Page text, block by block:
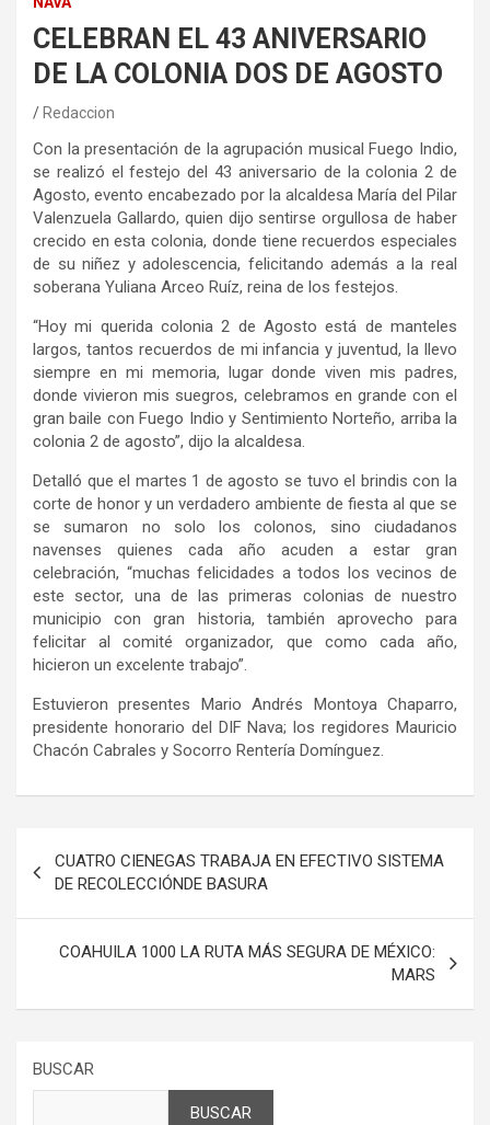
CELEBRAN EL 43 ANIVERSARIO
DE LA COLONIA DOS DE AGOSTO
Redaccion
Con la presentación de la agrupación musical Fuego Indio,
se realizó el festejo del 43 aniversario de la colonia 2 de
Agosto, evento encabezado por la alcaldesa María del Pilar
Valenzuela Gallardo, quien dijo sentirse orgullosa de haber
crecido en esta colonia, donde tiene recuerdos especiales
de su niñez y adolescencia, felicitando además a la real
soberana Yuliana Arceo Ruíz, reina de los festejos.
“Hoy mi querida colonia 2 de Agosto está de manteles
largos, tantos recuerdos de mi infancia y juventud, la llevo
siempre en mi memoria, lugar donde viven mis padres,
donde vivieron mis suegros, celebramos en grande con el
gran baile con Fuego Indio y Sentimiento Norteño, arriba la
colonia 2 de agosto”, dijo la alcaldesa.
Detalló que el martes 1 de agosto se tuvo el brindis con la
corte de honor y un verdadero ambiente de fiesta al que se
se sumaron no solo los colonos, sino ciudadanos
navenses quienes cada año acuden a estar gran
celebración, “muchas felicidades a todos los vecinos de
este sector, una de las primeras colonias de nuestro
municipio con gran historia, también aprovecho para
felicitar al comité organizador, que como cada año,
hicieron un excelente trabajo”.
Estuvieron presentes Mario Andrés Montoya Chaparro,
presidente honorario del DIF Nava; los regidores Mauricio
Chacón Cabrales y Socorro Rentería Domínguez.
de
entradas
CUATRO CIENEGAS TRABAJA EN EFECTIVO SISTEMA
DE RECOLECCIÓNDE BASURA
COAHUILA 1000 LA RUTA MÁS SEGURA DE MÉXICO:
MARS
BUSCAR
BUSCAR